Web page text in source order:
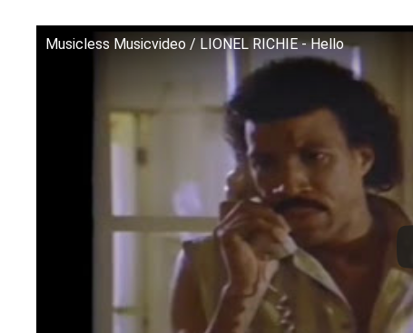
Musicless Musicvideo / LIONEL RICHIE - Hello